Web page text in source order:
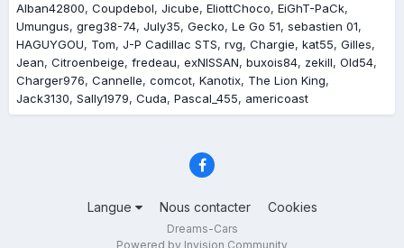
Alban42800 Coupdebol Jicube EliottChoco EiGhT-PaCk
Umungus greg38-74 July35 Gecko Le Go 51 sebastien 01
HAGUYGOU
Tom J-P Cadillac STS rvg Chargie kat55 Gilles
Jean Citroenbeige fredeau exNISSAN buxois84 zekill Old54
Charger976 Cannelle comcot Kanotix The Lion King
Jack3130 Sally1979 Cuda Pascal_455 americoast
Langue Nous contacter Cookies
Dreams-Cars
Powered by Invision Community